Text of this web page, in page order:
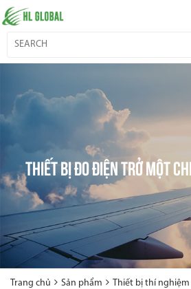
THIẾT BỊ ĐO ĐIỆN TRỞ MỘT
Trang chủ Sản phẩm
Thiết bị thí nghiệm